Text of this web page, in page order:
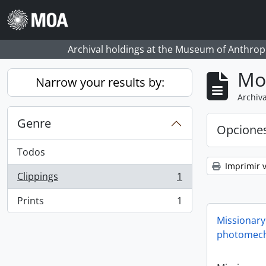
Skip to main content
Archival holdings at the Museum of
Narrow your results by:
Genre
Todos
Clippings
, 1 resultados
1
Prints
, 1 resultados 1
Imprimir